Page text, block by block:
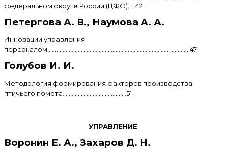
федеральном округе России (ЦФО).....42
Петергова А. В., Наумова А. А.
Инновации управления
персоналом..............................................................................................47
Голубов И. И.
Методология формирования факторов производства
птичьего помета..........................................51
УПРАВЛЕНИЕ
Воронин Е. А., Захаров Д. Н.